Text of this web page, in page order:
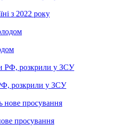
з 2022 року
розкрили у ЗСУ
просування